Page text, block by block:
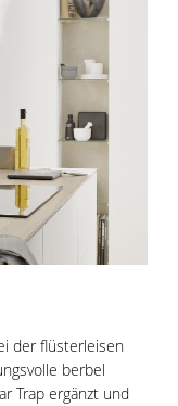
der flüsterleisen
berbel
Trap ergänzt und